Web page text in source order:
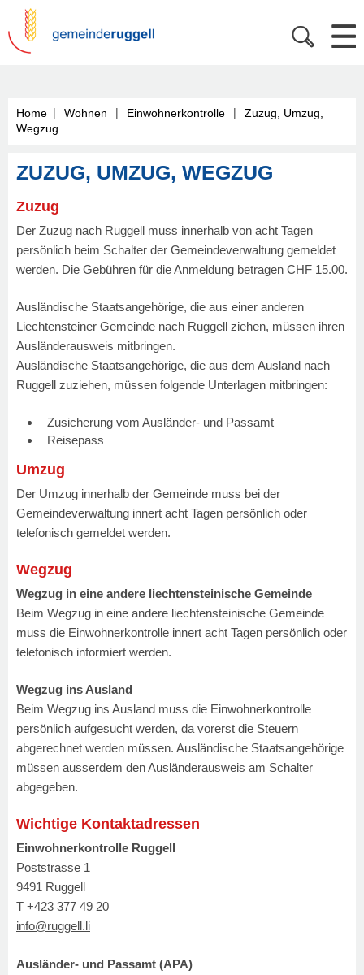
Home | Wohnen | Einwohnerkontrolle |
Zuzug, Umzug,
Wegzug
ZUZUG, UMZUG, WEGZUG
Zuzug
Der Zuzug nach Ruggell muss innerhalb von acht Tagen
persönlich beim Schalter der Gemeindeverwaltung gemeldet
werden. Die Gebühren für die Anmeldung betragen CHF 15.00.
Ausländische Staatsangehörige, die aus einer anderen
Liechtensteiner Gemeinde nach Ruggell ziehen, müssen ihren
Ausländerausweis mitbringen.
Ausländische Staatsangehörige, die aus dem Ausland nach
Ruggell zuziehen, müssen folgende Unterlagen mitbringen:
Zusicherung vom Ausländer- und Passamt
Reisepass
Umzug
Der Umzug innerhalb der Gemeinde muss bei der
Gemeindeverwaltung innert acht Tagen persönlich oder
telefonisch gemeldet werden.
Wegzug
Wegzug in eine andere liechtensteinische Gemeinde
Beim Wegzug in eine andere liechtensteinische Gemeinde
muss die Einwohnerkontrolle innert acht Tagen persönlich oder
telefonisch informiert werden.
Wegzug ins Ausland
Beim Wegzug ins Ausland muss die Einwohnerkontrolle
persönlich aufgesucht werden, da vorerst die Steuern
abgerechnet werden müssen. Ausländische Staatsangehörige
müssen ausserdem den Ausländerausweis am Schalter
abgegeben.
Wichtige Kontaktadressen
Einwohnerkontrolle Ruggell
Poststrasse 1
9491 Ruggell
T +423 377 49 20
info@ruggell.li
Ausländer- und Passamt (APA)